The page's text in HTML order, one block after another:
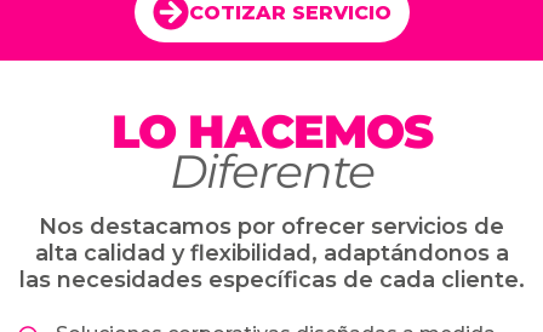
COTIZAR SERVICIO
LO HACEMOS
Diferente
Nos destacamos por ofrecer servicios de
alta calidad y flexibilidad, adaptándonos a
las necesidades específicas de cada cliente.